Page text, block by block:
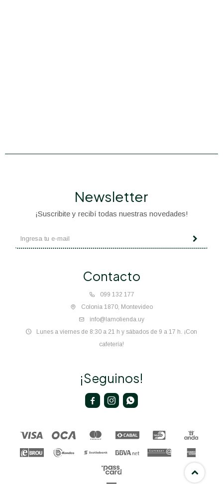
Contacto
099 132 177
Colonia 1870, Montevideo
info@lamolienda.uy
Lunes a viernes de 8:30 a 21 h y sábados de 9 a 17 h. ¡Con
cafetería!
Newsletter
¡Suscribite y recibí todas nuestras novedades!
¡Seguinos!
  